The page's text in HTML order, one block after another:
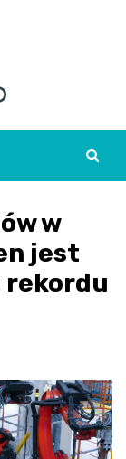
w
jest